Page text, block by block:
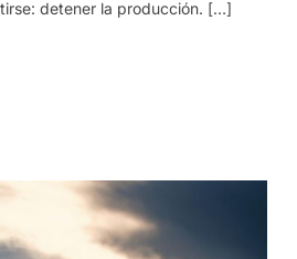
detener la producción. […]